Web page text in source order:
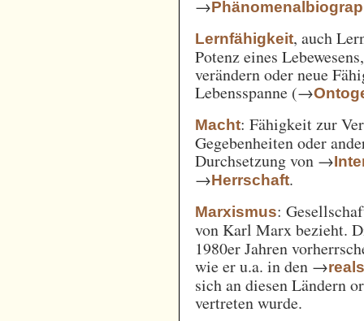
→
Lernfähigkeit, auch
Potenz eines
verändern oder neue
Lebensspanne (→
Macht: Fähigkeit zur
Gegebenheiten oder
Durchsetzung von →
→Herrschaft.
Marxismus:
von Karl Marx bezieht.
1980er Jahren
wie er u.a. in den →
sich an diesen Ländern
vertreten wurde.